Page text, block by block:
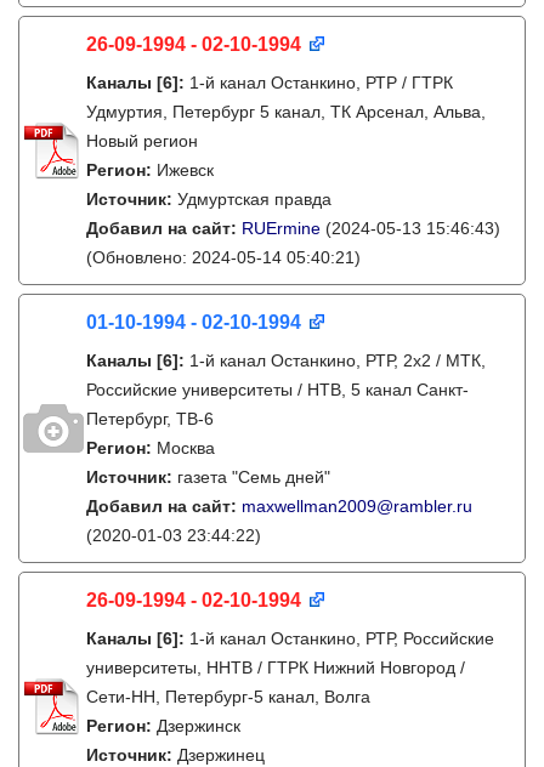
26-09-1994 - 02-10-1994
Каналы [6]: 1-й канал Останкино, РТР / ГТРК
Удмуртия, Петербург 5 канал, ТК Арсенал, Альва,
Новый регион
Регион: Ижевск
Источник: Удмуртская правда
Добавил на сайт: RUErmine (2024-05-13 15:46:43)
(Обновлено: 2024-05-14 05:40:21)
01-10-1994 - 02-10-1994
Каналы [6]: 1-й канал Останкино, РТР, 2х2 / МТК,
Российские университеты / НТВ, 5 канал Санкт-
Петербург, ТВ-6
Регион: Москва
Источник: газета "Семь дней"
Добавил на сайт: maxwellman2009@rambler.ru
(2020-01-03 23:44:22)
26-09-1994 - 02-10-1994
Каналы [6]: 1-й канал Останкино, РТР, Российские
университеты, ННТВ / ГТРК Нижний Новгород /
Сети-НН, Петербург-5 канал, Волга
Регион: Дзержинск
Источник: Дзержинец